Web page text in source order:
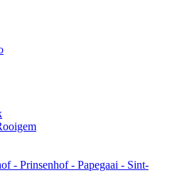
- Prinsenhof - Papegaai - Sint-